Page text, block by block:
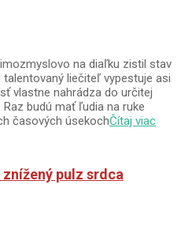
na diaľku zistil stav
liečiteľ vypestuje asi
vlastne nahrádza do určitej
budú mať ľudia na ruke
časových úsekochČítaj viac
pulz srdca